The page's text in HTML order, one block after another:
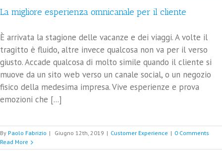
La migliore esperienza omnicanale per il cliente
È arrivata la stagione delle vacanze e dei viaggi. A volte il
tragitto è fluido, altre invece qualcosa non va per il verso
giusto. Accade qualcosa di molto simile quando il cliente si
muove da un sito web verso un canale social, o un negozio
fisico della medesima impresa. Vive esperienze e prova
emozioni che [...]
By Paolo Fabrizio | Giugno 12th, 2019 | Customer Experience | 0 Comments
Read More